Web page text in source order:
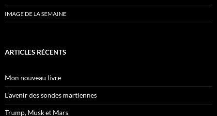
IMAGE DE LA SEMAINE
ARTICLES RÉCENTS
Mon nouveau livre
L’avenir des sondes martiennes
Trump, Musk et Mars